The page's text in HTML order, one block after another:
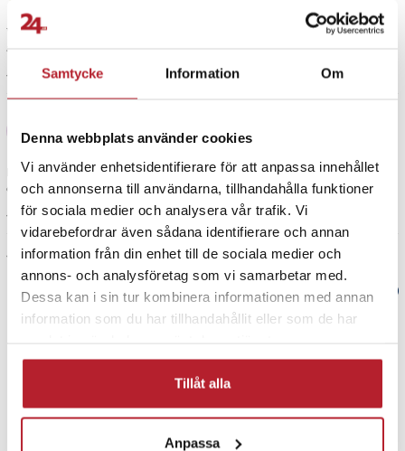
Samtycke Information Om
Denna webbplats använder cookies
Vi använder enhetsidentifierare för att anpassa innehållet
och annonserna till användarna, tillhandahålla funktioner
för sociala medier och analysera vår trafik. Vi
vidarebefordrar även sådana identifierare och annan
information från din enhet till de sociala medier och
annons- och analysföretag som vi samarbetar med.
Dessa kan i sin tur kombinera informationen med annan
information som du har tillhandahållit eller som de har
Tillåt alla
Anpassa
Verktyget öppnade båda mina klockor som jag brukar betala 700 kr för
att byta batterier. Är jättenöjd!
1 år sedan
J
Då min klocka är stor så kunde inte verktyget ta så brett. Annars en hel
del bra verktyg.
1 år sedan
Visa fler recensioner
Verified by Trustvoice
UTFÖRSÄLJNING